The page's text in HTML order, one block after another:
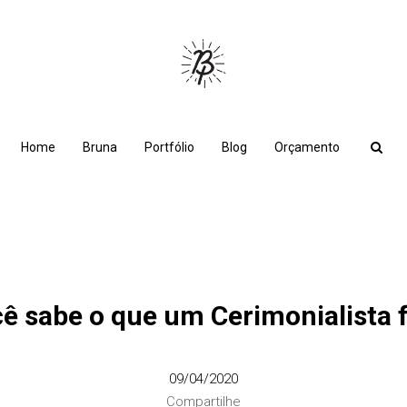
Home Bruna Portfólio Blog Orçamento
sabe o que um Cerimonialista
09/04/2020
Compartilhe